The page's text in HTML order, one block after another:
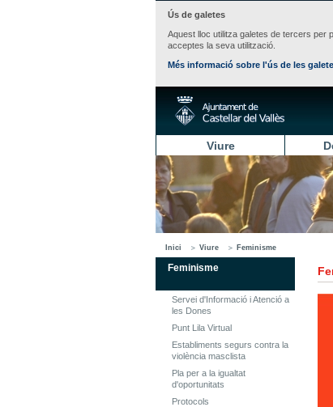
Ús de galetes
Aquest lloc utilitza galetes de tercers per
acceptes la seva utilització.
Més informació sobre l'ús de les
Viure
Inici Viure Feminisme
Feminisme
Servei d'Informació i Atenció a
les Dones
Punt Lila Virtual
Establiments segurs contra la
violència masclista
Pla per a la igualtat
d'oportunitats
Protocols